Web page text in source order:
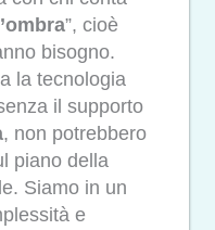
”, cioè
bisogno.
la tecnologia
il supporto
, non potrebbero
piano della
Siamo in un
e